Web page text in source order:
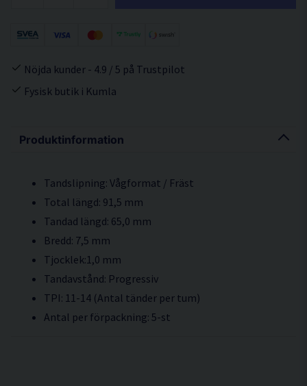
Produktinformation
Tandslipning: Vågformat / Fräst
Total längd: 91,5 mm
Tandad längd: 65,0 mm
Bredd: 7,5 mm
Tjocklek:1,0 mm
Tandavstånd: Progressiv
TPI: 11-14 (Antal tänder per tum)
Antal per förpackning: 5-st
Nöjda kunder - 4.9 / 5 på Trustpilot
Fysisk butik i Kumla